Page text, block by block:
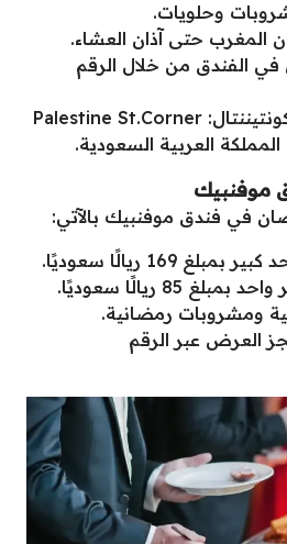
وحلويات.
المغرب حتى آذان العشاء.
الفندق من خلال الرقم
عنوان فندق رمادا كونتيننتال: Palestine St.Corner
موفنبيك
في فندق موفنبيك بالآتي:
169 ريالًا سعوديًا.
85 ريالًا سعوديًا.
ومشروبات رمضانية.
العرض عبر الرقم